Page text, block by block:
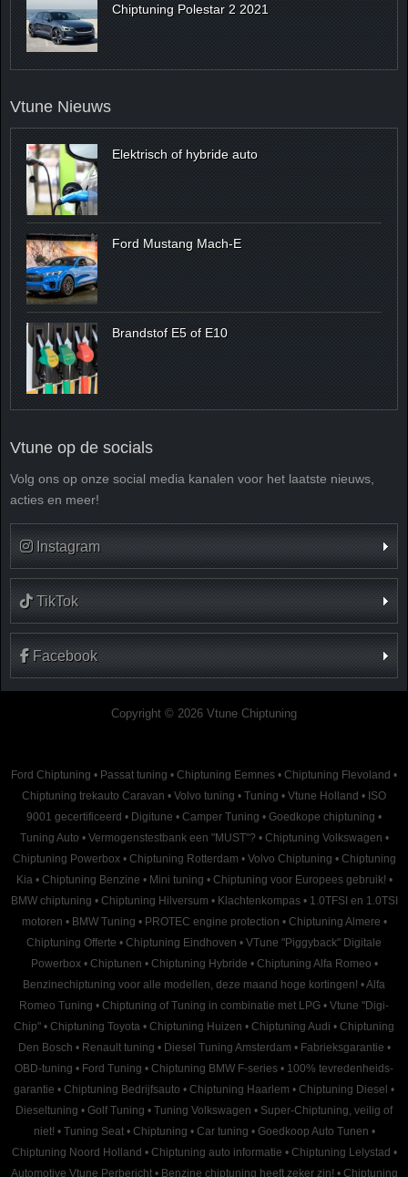
Chiptuning Polestar 2 2021
Vtune Nieuws
Elektrisch of hybride auto
Ford Mustang Mach-E
Brandstof E5 of E10
Vtune op de socials
Volg ons op onze social media kanalen voor het laatste nieuws,
acties en meer!
Instagram
TikTok
Facebook
Copyright © 2026 Vtune Chiptuning
Ford Chiptuning • Passat tuning • Chiptuning Eemnes • Chiptuning Flevoland •
Chiptuning trekauto Caravan • Volvo tuning • Tuning • Vtune Holland • ISO
9001 gecertificeerd • Digitune • Camper Tuning • Goedkope chiptuning •
Tuning Auto • Vermogenstestbank een "MUST"? • Chiptuning Volkswagen •
Chiptuning Powerbox • Chiptuning Rotterdam • Volvo Chiptuning • Chiptuning
Kia • Chiptuning Benzine • Mini tuning • Chiptuning voor Europees gebruik! •
BMW chiptuning • Chiptuning Hilversum • Klachtenkompas • 1.0TFSI en 1.0TSI
motoren • BMW Tuning • PROTEC engine protection • Chiptuning Almere •
Chiptuning Offerte • Chiptuning Eindhoven • VTune "Piggyback" Digitale
Powerbox • Chiptunen • Chiptuning Hybride • Chiptuning Alfa Romeo •
Benzinechiptuning voor alle modellen, deze maand hoge kortingen! •Alfa
Romeo Tuning • Chiptuning of Tuning in combinatie met LPG • Vtune "Digi-
Chip" • Chiptuning Toyota • Chiptuning Huizen • Chiptuning Audi • Chiptuning
Den Bosch • Renault tuning • Diesel Tuning Amsterdam • Fabrieksgarantie •
OBD-tuning • Ford Tuning • Chiptuning BMW F-series • 100% tevredenheids-
garantie • Chiptuning Bedrijfsauto • Chiptuning Haarlem • Chiptuning Diesel •
Dieseltuning • Golf Tuning • Tuning Volkswagen • Super-Chiptuning, veilig of
niet! • Tuning Seat • Chiptuning • Car tuning • Goedkoop Auto Tunen •
Chiptuning Noord Holland • Chiptuning auto informatie • Chiptuning Lelystad •
Automotive Vtune Perbericht • Benzine chiptuning heeft zeker zin! • Chiptuning